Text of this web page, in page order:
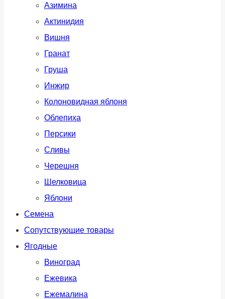
Азимина
Актинидия
Вишня
Гранат
Груша
Инжир
Колоновидная яблоня
Облепиха
Персики
Сливы
Черешня
Шелковица
Яблони
Семена
Сопутствующие товары
Ягодные
Виноград
Ежевика
Ежемалина